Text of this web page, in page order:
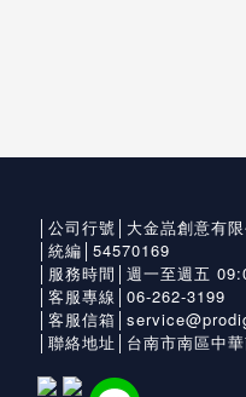
│公司行號│大金嵓創意有
│統編│54570169
│服務時間│週一至週五
│客服專線│06-262-3199
│客服信箱
│聯絡地址│台南市南區中